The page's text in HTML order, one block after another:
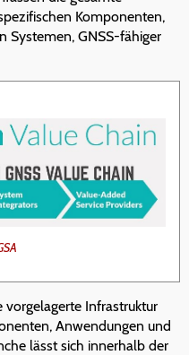
Komponenten,
Systemen, GNSS-fähiger
Infrastruktur
Anwendungen und
lässt sich innerhalb der